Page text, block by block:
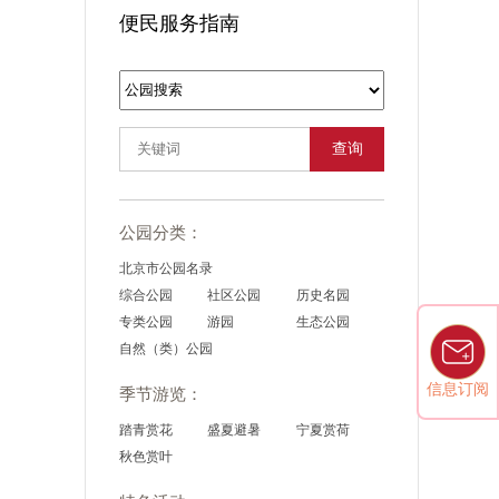
信息订阅
便民服务指南
查询
公园分类：
北京市公园名录
综合公园
社区公园
历史名园
专类公园
游园
生态公园
自然（类）公园
季节游览：
踏青赏花 盛夏避暑
宁夏赏荷
秋色赏叶